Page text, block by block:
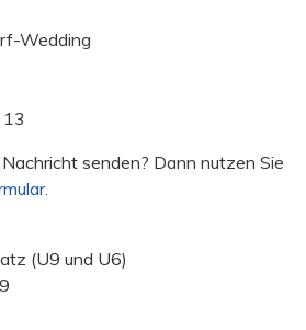
Wedding
senden? Dann nutzen Sie
(U9 und U6)